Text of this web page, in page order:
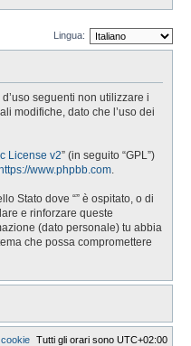
Lingua:
seguenti non utilizzare i
modifiche, dato che l’uso dei
License v2” (in seguito “GPL”)
www.phpbb.com
Stato dove “” è ospitato, o di
e rinforzare queste
(dato personale) tu abbia
che possa compromettere
Tutti gli orari sono UTC+02:00